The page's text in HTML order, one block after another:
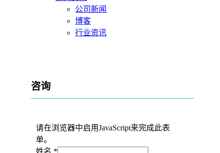
公司新闻
博客
行业资讯
咨询
请在浏览器中启用JavaScript来完成此表
单。
姓名 *